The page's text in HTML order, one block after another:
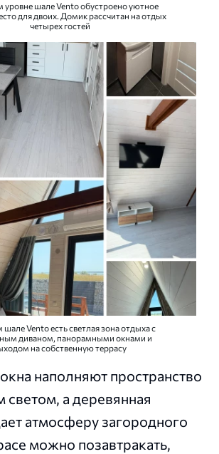
уровне шале Vento обустроено уютное
для двоих. Домик рассчитан на отдых
четырех гостей
Vento есть светлая зона отдыха с
диваном, панорамными окнами и
на собственную террасу
наполняют пространство
светом, а деревянная
атмосферу загородного
можно позавтракать,